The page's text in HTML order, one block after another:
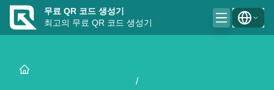
무료 QR 코드 생성기
최고의 무료 QR 코드 생성기
/